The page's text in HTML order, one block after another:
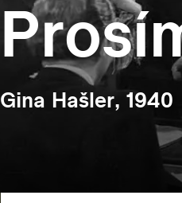
Gina Hašler, 1940